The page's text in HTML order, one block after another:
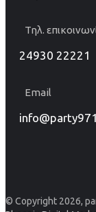
Τηλ.
24930 22221
Email
© Copyright 2026,